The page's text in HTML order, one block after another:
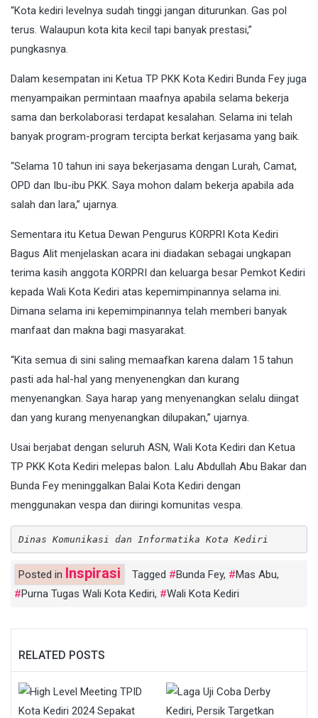
“Kota kediri levelnya sudah tinggi jangan diturunkan. Gas pol
terus. Walaupun kota kita kecil tapi banyak prestasi,”
pungkasnya.
Dalam kesempatan ini Ketua TP PKK Kota Kediri Bunda Fey juga
menyampaikan permintaan maafnya apabila selama bekerja
sama dan berkolaborasi terdapat kesalahan. Selama ini telah
banyak program-program tercipta berkat kerjasama yang baik.
“Selama 10 tahun ini saya bekerjasama dengan Lurah, Camat,
OPD dan Ibu-ibu PKK. Saya mohon dalam bekerja apabila ada
salah dan lara,” ujarnya.
Sementara itu Ketua Dewan Pengurus KORPRI Kota Kediri
Bagus Alit menjelaskan acara ini diadakan sebagai ungkapan
terima kasih anggota KORPRI dan keluarga besar Pemkot Kediri
kepada Wali Kota Kediri atas kepemimpinannya selama ini.
Dimana selama ini kepemimpinannya telah memberi banyak
manfaat dan makna bagi masyarakat.
“Kita semua di sini saling memaafkan karena dalam 15 tahun
pasti ada hal-hal yang menyenengkan dan kurang
menyenangkan. Saya harap yang menyenangkan selalu diingat
dan yang kurang menyenangkan dilupakan,” ujarnya.
Usai berjabat dengan seluruh ASN, Wali Kota Kediri dan Ketua
TP PKK Kota Kediri melepas balon. Lalu Abdullah Abu Bakar dan
Bunda Fey meninggalkan Balai Kota Kediri dengan
menggunakan vespa dan diiringi komunitas vespa.
Dinas Komunikasi dan Informatika Kota Kediri
Posted in Inspirasi Tagged Bunda Fey, Mas Abu,
Purna Tugas Wali Kota Kediri, Wali Kota Kediri
RELATED POSTS